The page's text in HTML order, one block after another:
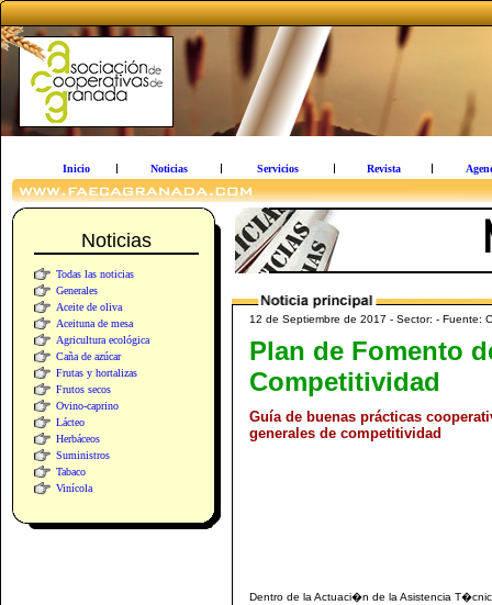
Inicio Noticias Servicios Revista
Noticias
Todas las noticias
Generales
Aceite de oliva
Aceituna de mesa
Agricultura ecológica
Caña de azúcar
Frutas y hortalizas
Frutos secos
Ovino-caprino
Lácteo
Herbáceos
Suministros
Tabaco
Vinícola
12 de Septiembre de 2017 - Sector: - Fuente:
Plan de Fomento
Competitividad
Guía de buenas prácticas
generales de competitividad
Dentro de la Actuaci�n de la Asistencia